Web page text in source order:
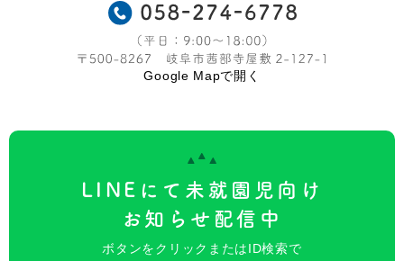
Google Mapで開く
LINEにて未就園児向け
お知らせ配信中
ボタンをクリックまたはID検索で